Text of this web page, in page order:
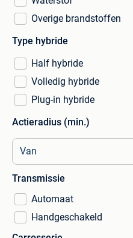
Overige brandstoffen
Type hybride
Half hybride
Volledig hybride
Plug-in hybride
Actieradius (min.)
Transmissie
Automaat
Handgeschakeld